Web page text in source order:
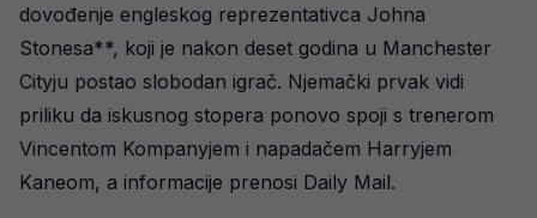
dovođenje engleskog reprezentativca Johna
Stonesa**, koji je nakon deset godina u Manchester
Cityju postao slobodan igrač. Njemački prvak vidi
priliku da iskusnog stopera ponovo spoji s trenerom
Vincentom Kompanyjem i napadačem Harryjem
Kaneom, a informacije prenosi Daily Mail.